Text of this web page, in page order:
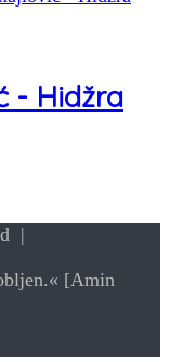
- Hidžra
|
[Amin